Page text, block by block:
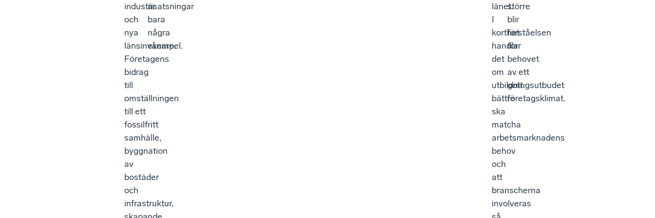
industrisatsningar
och
nya
länsinvånare.
Företagens
bidrag
till
omställningen
till ett
fossilfritt
samhälle,
byggnation
av
bostäder
och
infrastruktur,
är
bara
några
exempel.
länet.
I
korthet
handlar
det
om
utbildningsutbudet
bättre
ska
matcha
arbetsmarknadens
behov
och
att
branscherna
involveras
större
blir
förståelsen
för
behovet
av ett
gott
företagsklimat.